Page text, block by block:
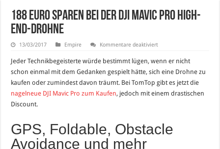
188 Euro sparen bei der DJI Mavic Pro High-
End-Drohne
13/03/2017 Empire Kommentare deaktiviertfür
sparen
bei
der
DJI
Pro
Jeder Technikbegeisterte würde bestimmt lügen, wenn er nicht
schon einmal mit dem Gedanken gespielt hätte, sich eine Drohne zu
kaufen oder zumindest davon träumt. Bei TomTop gibt es jetzt die
nagelneue DJI Mavic Pro zum Kaufen, jedoch mit einem drastischen
Discount.
GPS, Foldable, Obstacle
Avoidance und mehr